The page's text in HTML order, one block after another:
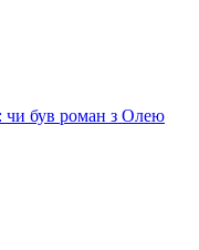
чи був роман з Олею